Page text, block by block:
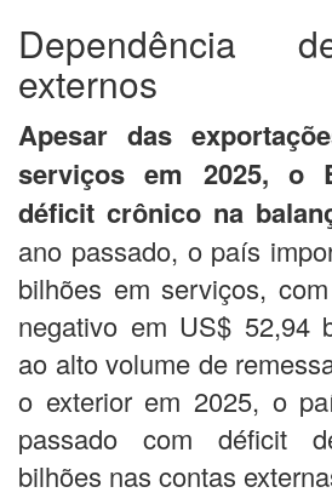
Dependência
externos
Apesar das
serviços em 2025, o
déficit crônico na
ano passado, o país
bilhões em serviços,
negativo em US$ 52,94
ao alto volume de
o exterior em 2025, o
passado com déficit
bilhões nas contas